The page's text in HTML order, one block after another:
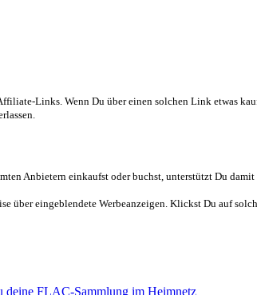
Links. Wenn Du über einen solchen Link etwas
Anbietern einkaufst oder buchst, unterstützt Du
über eingeblendete Werbeanzeigen. Klickst Du auf
deine FLAC-Sammlung im Heimnetz